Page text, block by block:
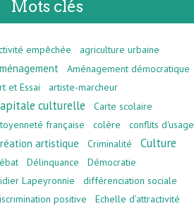
Mots clés
empêchée agriculture urbaine
Aménagement démocratique
et Essai
artiste-marcheur
culturelle
Carte scolaire
française
colère conflits d'usage
artistique Criminalité Culture
Délinquance
Démocratie
Lapeyronnie
différenciation sociale
positive
Echelle d’attractivité